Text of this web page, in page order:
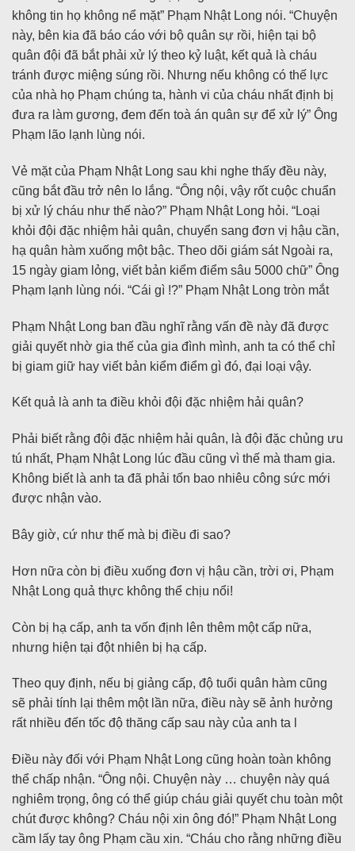
không tin họ không nể mặt” Phạm Nhật Long nói. “Chuyện
này, bên kia đã báo cáo với bộ quân sự rồi, hiện tại bộ
quân đội đã bắt phải xử lý theo kỷ luật, kết quả là cháu
tránh được miệng súng rồi. Nhưng nếu không có thế lực
của nhà họ Phạm chúng ta, hành vi của cháu nhất định bị
đưa ra làm gương, đem đến toà án quân sự để xử lý” Ông
Phạm lão lạnh lùng nói.
Vẻ mặt của Phạm Nhật Long sau khi nghe thấy đều này,
cũng bắt đầu trở nên lo lắng. “Ông nội, vậy rốt cuộc chuẩn
bị xử lý cháu như thế nào?” Phạm Nhật Long hỏi. “Loại
khỏi đội đặc nhiệm hải quân, chuyển sang đơn vị hậu cần,
hạ quân hàm xuống một bậc. Theo dõi giám sát Ngoài ra,
15 ngày giam lỏng, viết bản kiểm điểm sâu 5000 chữ” Ông
Phạm lạnh lùng nói. “Cái gì !?” Phạm Nhật Long tròn mắt
Phạm Nhật Long ban đầu nghĩ rằng vấn đề này đã được
giải quyết nhờ gia thế của gia đình mình, anh ta có thể chỉ
bị giam giữ hay viết bản kiểm điểm gì đó, đại loại vậy.
Kết quả là anh ta điều khỏi đội đặc nhiệm hải quân?
Phải biết rằng đội đặc nhiệm hải quân, là đội đặc chủng ưu
tú nhất, Phạm Nhật Long lúc đầu cũng vì thế mà tham gia.
Không biết là anh ta đã phải tốn bao nhiêu công sức mới
được nhận vào.
Bây giờ, cứ như thế mà bị điều đi sao?
Hơn nữa còn bị điều xuống đơn vị hậu cần, trời ơi, Phạm
Nhật Long quả thực không thể chịu nổi!
Còn bị hạ cấp, anh ta vốn định lên thêm một cấp nữa,
nhưng hiện tại đột nhiên bị hạ cấp.
Theo quy định, nếu bị giảng cấp, độ tuổi quân hàm cũng
sẽ phải tính lại thêm một lần nữa, điều này sẽ ảnh hưởng
rất nhiều đến tốc độ thăng cấp sau này của anh ta l
Điều này đối với Phạm Nhật Long cũng hoàn toàn không
thể chấp nhận. “Ông nội. Chuyện này … chuyện này quá
nghiêm trọng, ông có thể giúp cháu giải quyết chu toàn một
chút được không? Cháu nội xin ông đó!” Phạm Nhật Long
cầm lấy tay ông Phạm cầu xin. “Cháu cho rằng những điều